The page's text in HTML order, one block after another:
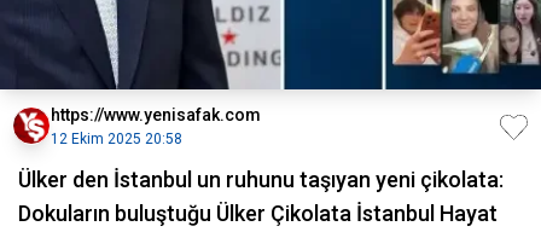
https://www.yenisafak.com
12 Ekim 2025 20:58
Ülker den İstanbul un ruhunu taşıyan yeni çikolata:
Dokuların buluştuğu Ülker Çikolata İstanbul Hayat